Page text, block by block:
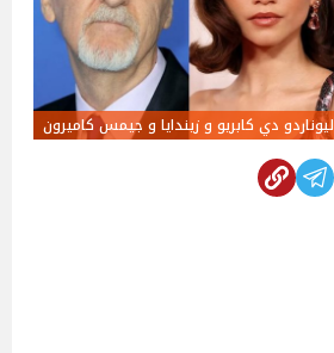
ليوناردو دي كابريو و زيندايا و جيمس كاميرون